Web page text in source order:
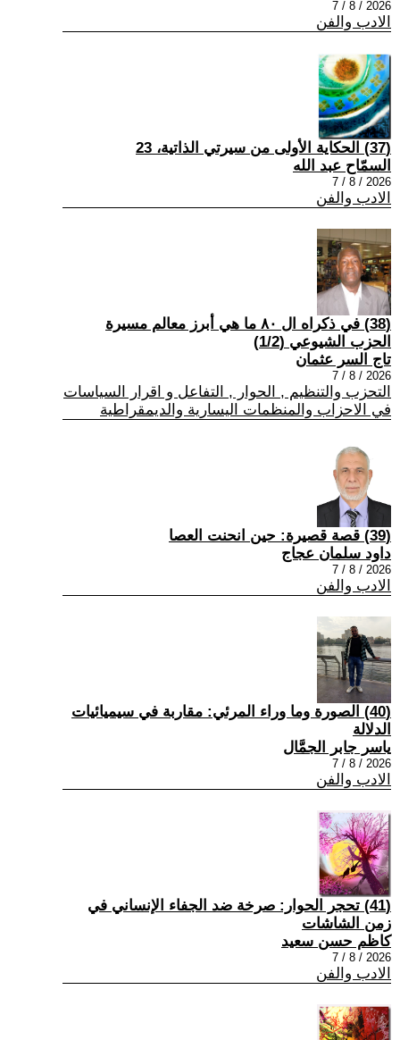
2026 / 8 / 7
الادب والفن
(37) الحكاية الأولى من سيرتي الذاتية، 23
السمّاح عبد الله
2026 / 8 / 7
الادب والفن
(38) في ذكراه ال ٨٠ ما هي أبرز معالم مسيرة
الحزب الشيوعي (1/2)
تاج السر عثمان
2026 / 8 / 7
التحزب والتنظيم , الحوار , التفاعل و اقرار السياسات
في الاحزاب والمنظمات اليسارية والديمقراطية
(39) قصة قصيرة: حين انحنت العصا
داود سلمان عجاج
2026 / 8 / 7
الادب والفن
(40) الصورة وما وراء المرئي: مقاربة في سيميائيات
الدلالة
ياسر جابر الجمَّال
2026 / 8 / 7
الادب والفن
(41) تحجر الحوار: صرخة ضد الجفاء الإنساني في
زمن الشاشات
كاظم حسن سعيد
2026 / 8 / 7
الادب والفن